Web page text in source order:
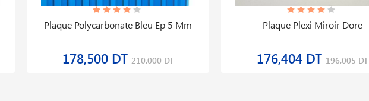
Plaque Polycarbonate Bleu Ep 5 Mm
178,500 DT210,000 DT
Plaque Plexi Miroir Dore
176,404 DT196,005 DT